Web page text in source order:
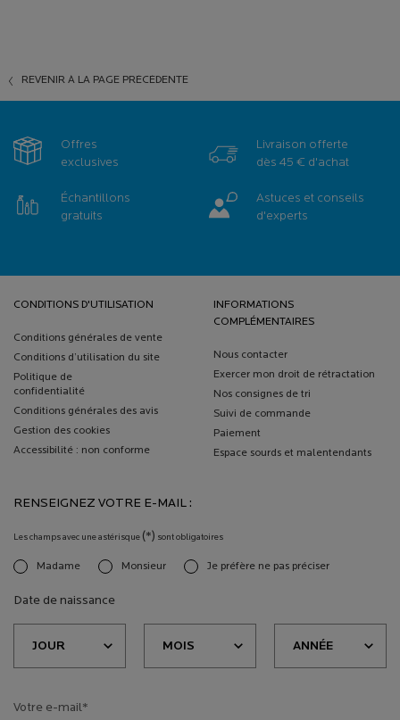
REVENIR À LA PAGE PRÉCÉDENTE
Offres
exclusives
Livraison offerte
dès 45 € d'achat
Échantillons
gratuits
Astuces et conseils
d'experts
CONDITIONS D'UTILISATION
Conditions générales de vente
Conditions d’utilisation du site
Politique de
confidentialité
Conditions générales des avis
Gestion des cookies
Accessibilité : non conforme
INFORMATIONS
COMPLÉMENTAIRES
Nous contacter
Exercer mon droit de rétractation
Nos consignes de tri
Suivi de commande
Paiement
Espace sourds et malentendants
RENSEIGNEZ VOTRE E-MAIL :
Les champs avec une astérisque (*) sont obligatoires
newslettersignup.title.legend
Madame Monsieur Je préfère ne pas préciser
Date de naissance
Votre e-mail*